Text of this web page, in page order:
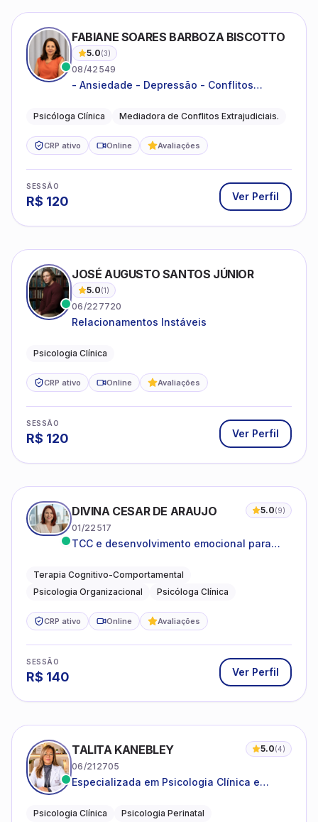
FABIANE SOARES BARBOZA BISCOTTO
5.0(3)
08/42549
- Ansiedade - Depressão - Conflitos
relacionamentos - Autoestima -
Psicóloga Clínica Mediadora de Conflitos Extrajudiciais.
CRP ativo Online Avaliações
SESSÃO
R$ 120 Ver Perfil
JOSÉ AUGUSTO SANTOS JÚNIOR
5.0(1)
06/227720
Relacionamentos Instáveis
Psicologia Clínica
CRP ativo Online Avaliações
SESSÃO
R$ 120 Ver Perfil
DIVINA CESAR DE ARAUJO 5.0(9)
01/22517
TCC e desenvolvimento emocional para
Terapia Cognitivo-Comportamental
Psicologia Organizacional
Psicóloga Clínica
CRP ativo Online Avaliações
SESSÃO
R$ 140 Ver Perfil
TALITA KANEBLEY 5.0(4)
06/212705
Especializada em Psicologia Clínica e
famílias
Psicologia Clínica
Psicologia Perinatal